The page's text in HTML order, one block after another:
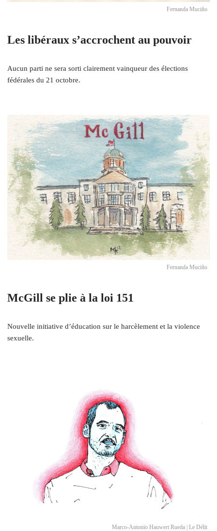
Fernanda Muciño
Les libéraux s’accrochent au pouvoir
Aucun parti ne sera sorti clairement vainqueur des élections
fédérales du 21 octobre.
Fernanda Muciño
McGill se plie à la loi 151
Nouvelle initiative d’éducation sur le harcèlement et la violence
sexuelle.
Marco-Antonio Hauwert Rueda | Le Délit